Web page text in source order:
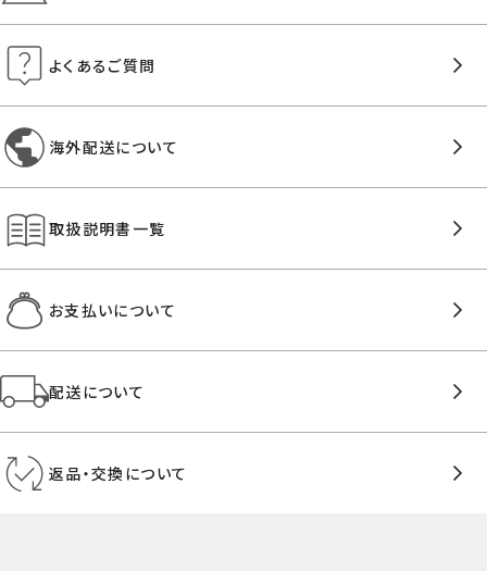
よくあるご質問
海外配送について
取扱説明書一覧
お支払いについて
配送について
返品・交換について